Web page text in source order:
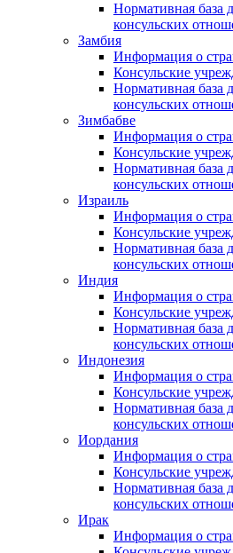
Нормативная база
консульских
Замбия
Информация о
Консульские
Нормативная база
консульских
Зимбабве
Информация о
Консульские
Нормативная база
консульских
Израиль
Информация о
Консульские
Нормативная база
консульских
Индия
Информация о
Консульские
Нормативная база
консульских
Индонезия
Информация о
Консульские
Нормативная база
консульских
Иордания
Информация о
Консульские
Нормативная база
консульских
Ирак
Информация о